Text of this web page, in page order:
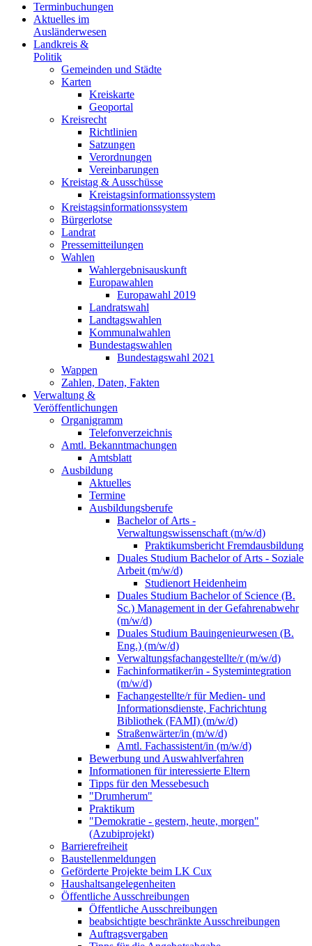
Terminbuchungen
Aktuelles im
Ausländerwesen
Landkreis &
Politik
Gemeinden und Städte
Karten
Kreiskarte
Geoportal
Kreisrecht
Richtlinien
Satzungen
Verordnungen
Vereinbarungen
Kreistag & Ausschüsse
Kreistagsinformationssystem
Kreistagsinformationssystem
Bürgerlotse
Landrat
Pressemitteilungen
Wahlen
Wahlergebnisauskunft
Europawahlen
Europawahl 2019
Landratswahl
Landtagswahlen
Kommunalwahlen
Bundestagswahlen
Bundestagswahl 2021
Wappen
Zahlen, Daten, Fakten
Verwaltung &
Veröffentlichungen
Organigramm
Telefonverzeichnis
Amtl. Bekanntmachungen
Amtsblatt
Ausbildung
Aktuelles
Termine
Ausbildungsberufe
Bachelor of Arts -
Verwaltungswissenschaft (m/w/d)
Praktikumsbericht Fremdausbildung
Duales Studium Bachelor of Arts - Soziale
Arbeit (m/w/d)
Studienort Heidenheim
Duales Studium Bachelor of Science (B.
Sc.) Management in der Gefahrenabwehr
(m/w/d)
Duales Studium Bauingenieurwesen (B.
Eng.) (m/w/d)
Verwaltungsfachangestellte/r (m/w/d)
Fachinformatiker/in - Systemintegration
(m/w/d)
Fachangestellte/r für Medien- und
Informationsdienste, Fachrichtung
Bibliothek (FAMI) (m/w/d)
Straßenwärter/in (m/w/d)
Amtl. Fachassistent/in (m/w/d)
Bewerbung und Auswahlverfahren
Informationen für interessierte Eltern
Tipps für den Messebesuch
"Drumherum"
Praktikum
"Demokratie - gestern, heute, morgen"
(Azubiprojekt)
Barrierefreiheit
Baustellenmeldungen
Geförderte Projekte beim LK Cux
Haushaltsangelegenheiten
Öffentliche Ausschreibungen
Öffentliche Ausschreibungen
beabsichtigte beschränkte Ausschreibungen
Auftragsvergaben